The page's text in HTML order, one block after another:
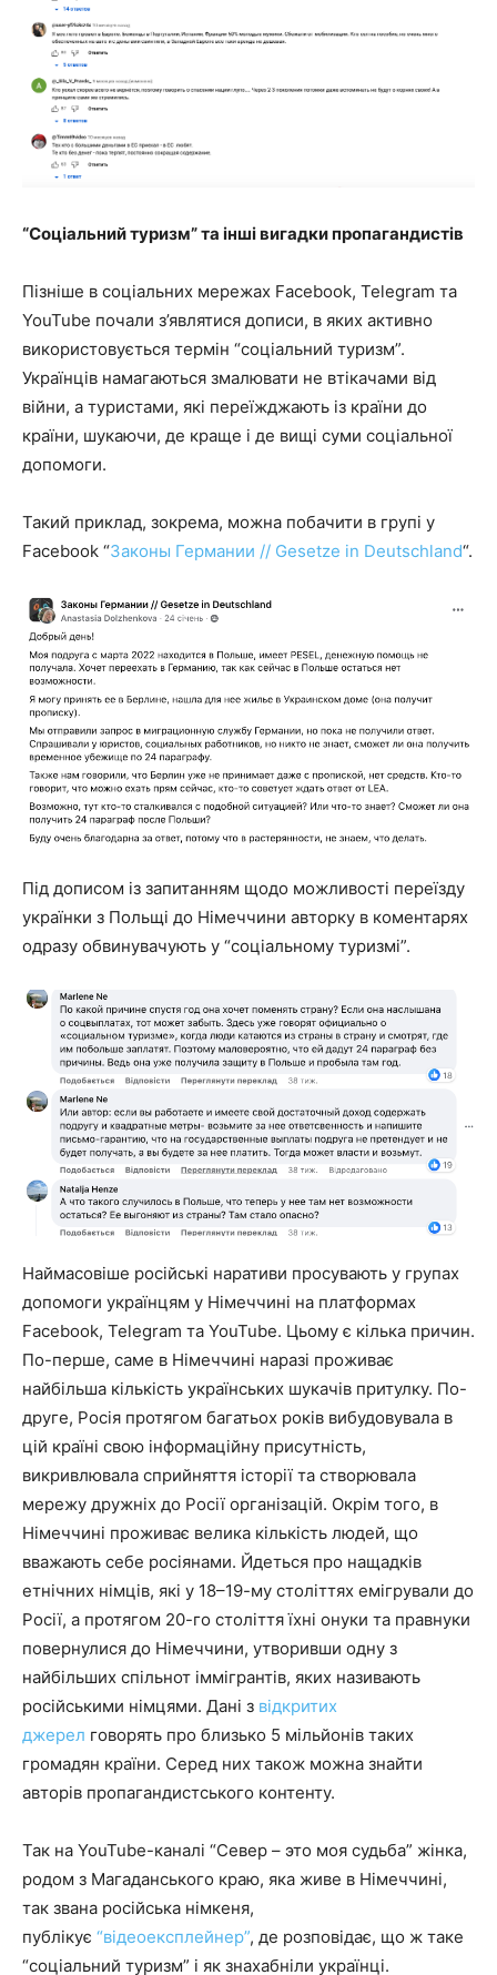
“Соціальний туризм” та інші вигадки пропагандистів
Пізніше в соціальних мережах Facebook, Telegram та
YouTube почали з’являтися дописи, в яких активно
використовується термін “соціальний туризм”.
Українців намагаються змалювати не втікачами від
війни, а туристами, які переїжджають із країни до
країни, шукаючи, де краще і де вищі суми соціальної
допомоги.
Такий приклад, зокрема, можна побачити в групі у
Facebook “Законы Германии // Gesetze in Deutschland“.
Під дописом із запитанням щодо можливості переїзду
українки з Польщі до Німеччини авторку в коментарях
одразу обвинувачують у “соціальному туризмі”.
Наймасовіше російські наративи просувають у групах
допомоги українцям у Німеччині на платформах
Facebook, Telegram та YouTube. Цьому є кілька причин.
По-перше, саме в Німеччині наразі проживає
найбільша кількість українських шукачів притулку. По-
друге, Росія протягом багатьох років вибудовувала в
цій країні свою інформаційну присутність,
викривлювала сприйняття історії та створювала
мережу дружніх до Росії організацій. Окрім того, в
Німеччині проживає велика кількість людей, що
вважають себе росіянами. Йдеться про нащадків
етнічних німців, які у 18–19-му століттях емігрували до
Росії, а протягом 20-го століття їхні онуки та правнуки
повернулися до Німеччини, утворивши одну з
найбільших спільнот іммігрантів, яких називають
російськими німцями. Дані з відкритих
джерел говорять про близько 5 мільйонів таких
громадян країни. Серед них також можна знайти
авторів пропагандистського контенту.
Так на YouTube-каналі “Север – это моя судьба” жінка,
родом з Магаданського краю, яка живе в Німеччині,
так звана російська німкеня,
публікує “відеоексплейнер”, де розповідає, що ж таке
“соціальний туризм” і як знахабніли українці.